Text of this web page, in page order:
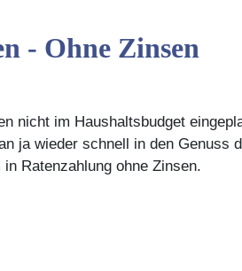
- Ohne Zinsen
nicht im Haushaltsbudget
ja wieder schnell in den Genuss
Ratenzahlung ohne Zinsen.